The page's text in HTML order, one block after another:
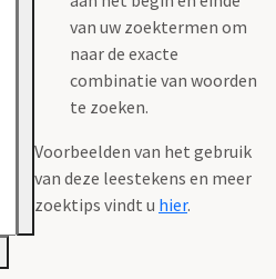
van uw zoektermen om
naar de exacte
combinatie van woorden
te zoeken.
Voorbeelden van het gebruik
van deze leestekens en meer
zoektips vindt u hier.